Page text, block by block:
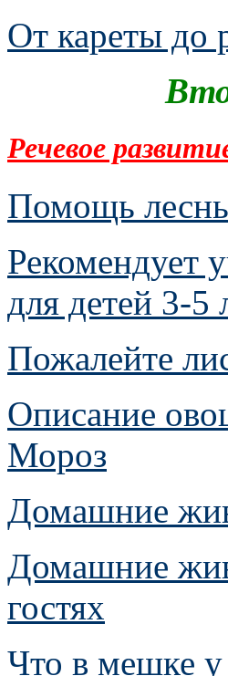
От кареты до
Речевое
Помощь
Рекомендует
для детей 3-5
Пожалейте
Описание
Мороз
Домашние
Домашние
гостях
Что в мешке у